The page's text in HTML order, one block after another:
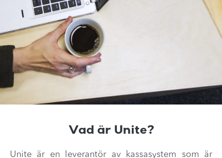
Vad är Unite?
Unite är en leverantör av kassasystem som är